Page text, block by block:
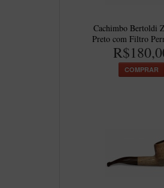
Cachimbo Bertoldi
Preto com Filtro
COMPRAR